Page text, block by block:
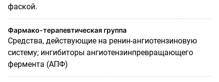
фаской.
Фармако-терапевтическая группа
Средства, действующие на ренин-ангиотензиновую
систему; ингибиторы ангиотензинпревращающего
фермента (АПФ)